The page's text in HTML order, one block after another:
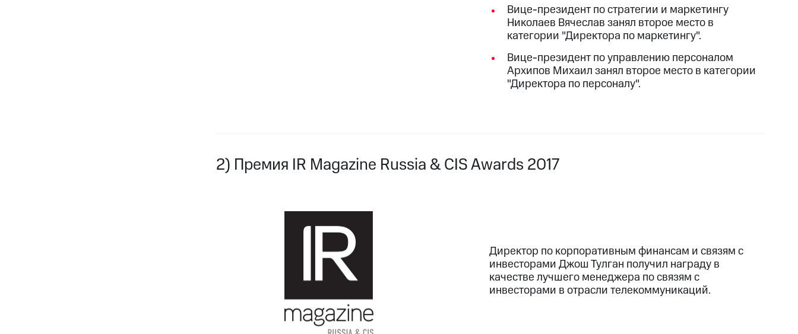
Вице-президент по стратегии и маркетингу
Николаев Вячеслав занял второе место в
категории "Директора по маркетингу".
Вице-президент по управлению персоналом
Архипов Михаил занял второе место в категории
"Директора по персоналу".
2) Премия IR Magazine Russia & CIS Awards 2017
Директор по корпоративным финансам и связям с
инвесторами Джош Тулган получил награду в
качестве лучшего менеджера по связям с
инвесторами в отрасли телекоммуникаций.